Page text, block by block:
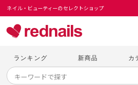
ネイル・ビューティーのセレクトショップ
ランキング 新商品 カ